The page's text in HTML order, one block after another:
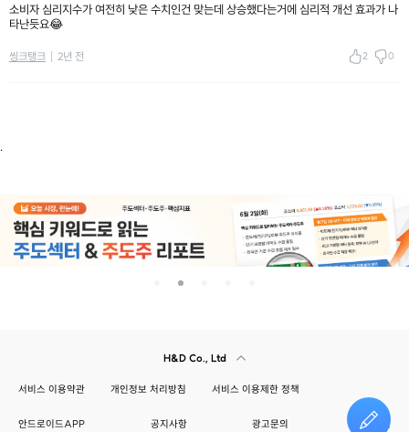
소비자 심리지수가 여전히 낮은 수치인건 맞는데 상승했다는거에 심리적 개선 효과가 나
타난듯요😂
씽크탱크 2년 전 2 0
.
H&D Co., Ltd
서비스 이용약관 개인정보 처리방침 서비스 이용제한 정책
안드로이드APP 공지사항 광고문의 건의하기